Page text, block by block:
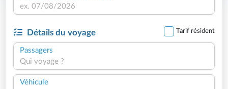
Détails du voyage Tarif résident
Passagers
Qui voyage ?
Véhicule